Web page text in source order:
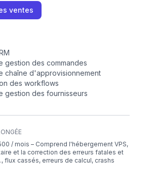
ventes
gestion des commandes
chaîne d'approvisionnement
des workflows
gestion des fournisseurs
/ mois – Comprend l'hébergement VPS,
et la correction des erreurs fatales et
flux cassés, erreurs de calcul, crashs